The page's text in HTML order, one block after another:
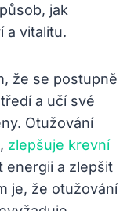
jak
a vitalitu.
že se postupně
a učí své
Otužování
zlepšuje krevní
energii a zlepšit
je, že otužování